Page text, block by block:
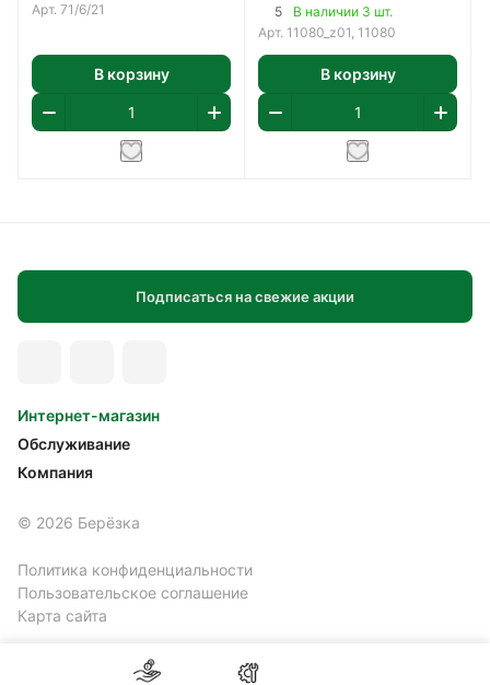
Арт. 71/6/21
В корзину
5
В наличии 3 шт.
Арт. 11080_z01, 11080
В корзину
Подписаться на свежие акции
Интернет-магазин
Обслуживание
Компания
© 2026 Берёзка
Политика конфиденциальности
Пользовательское соглашение
Карта сайта